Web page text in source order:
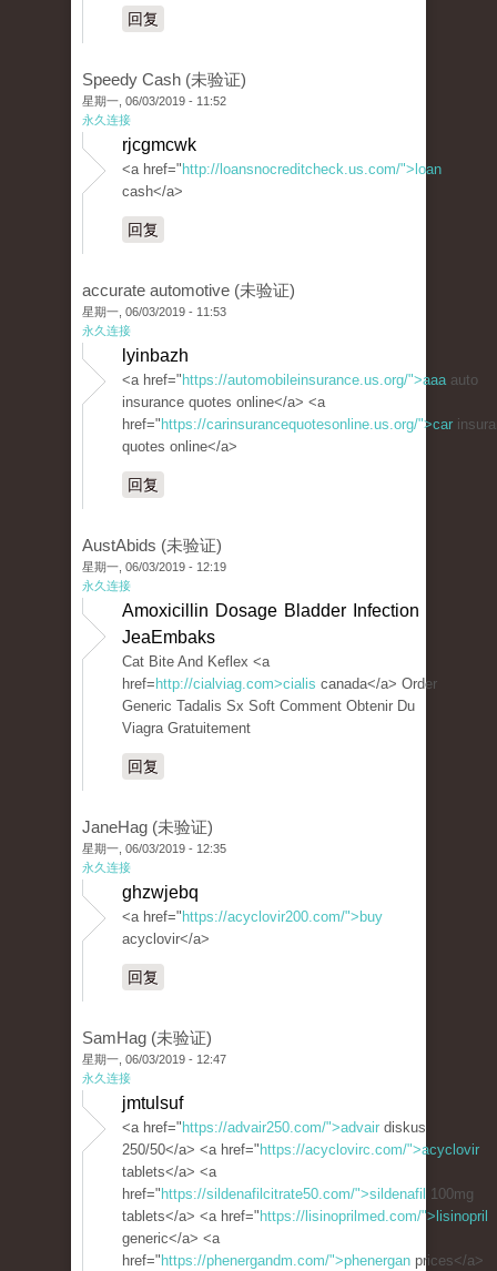
回复
Speedy Cash (未验证)
星期一, 06/03/2019 - 11:52
永久连接
rjcgmcwk
<a href=" http://loansnocreditcheck.us.com/">loan
cash</a>
回复
accurate automotive (未验证)
星期一, 06/03/2019 - 11:53
永久连接
lyinbazh
<a href=" https://automobileinsurance.us.org/">aaaauto
insurance quotes online</a> <a
href=" https://carinsurancequotesonline.us.org/">car
quotes online</a>
回复
AustAbids (未验证)
星期一, 06/03/2019 - 12:19
永久连接
Amoxicillin Dosage Bladder Infection
JeaEmbaks
Cat Bite And Keflex <a
href= http://cialviag.com>cialis canada</a> Order
Generic Tadalis Sx Soft Comment Obtenir Du
Viagra Gratuitement
回复
JaneHag (未验证)
星期一, 06/03/2019 - 12:35
永久连接
ghzwjebq
<a href=" https://acyclovir200.com/">buy
acyclovir</a>
回复
SamHag (未验证)
星期一, 06/03/2019 - 12:47
永久连接
jmtulsuf
<a href=" https://advair250.com/">advair diskus
250/50</a> <a href=" https://acyclovirc.com/">acyclovir
tablets</a> <a
href=" https://sildenafilcitrate50.com/">sildenafil 100mg
tablets</a> <a href=" https://lisinoprilmed.com/">lisinopril
generic</a> <a
href=" https://phenergandm.com/">phenergan prices</a>